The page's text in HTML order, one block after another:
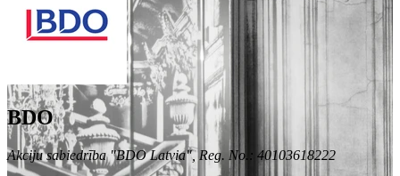
BDO
Akciju sabiedrība "BDO Latvia", Reg. No.: 40103618222